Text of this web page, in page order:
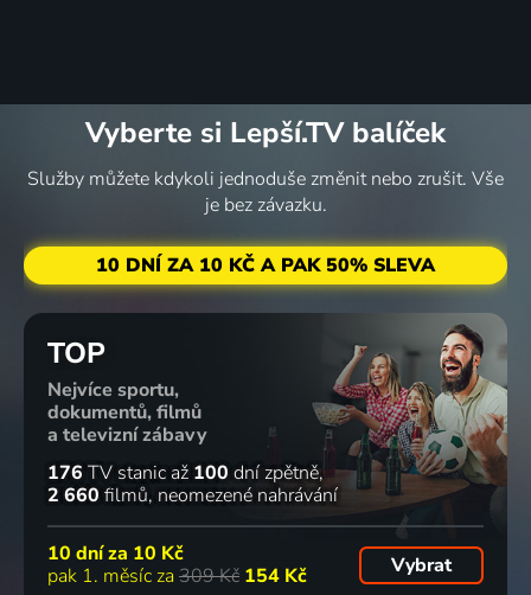
Vyberte si Lepší.TV balíček
Služby můžete kdykoli jednoduše změnit nebo zrušit. Vše
je bez závazku.
10 DNÍ ZA 10 KČ A PAK 50% SLEVA
TOP
Nejvíce sportu,
dokumentů, filmů
a televizní zábavy
176 TV stanic až 100 dní zpětně
2 660 filmů neomezené nahrávání
10 dní za 10 Kč
pak 1. měsíc za 309 Kč 154 Kč Vybrat